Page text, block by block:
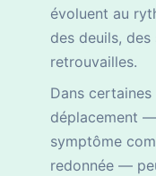
évoluent au
des deuils,
retrouvailles.
Dans
déplacement
symptôme
redonnée —